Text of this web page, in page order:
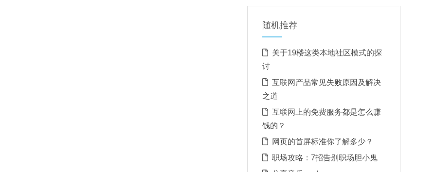
随机推荐
关于19楼这类本地社区模式的探
讨
互联网产品常见失败原因及解决
之道
互联网上的免费服务都是怎么赚
钱的？
网页的首屏标准你了解多少？
职场攻略：7招告别职场胆小鬼